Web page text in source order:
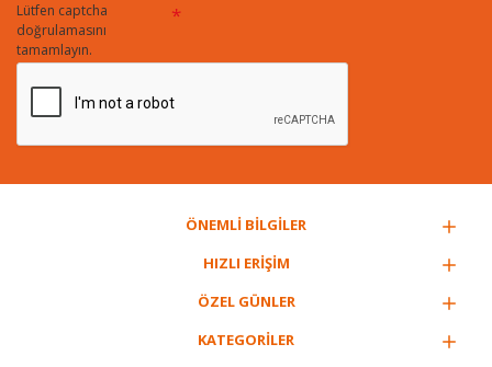
Lütfen captcha
doğrulamasını
tamamlayın.
ÖNEMLİ BİLGİLER
HIZLI ERİŞİM
ÖZEL GÜNLER
KATEGORİLER